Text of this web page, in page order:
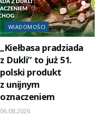
WIADOMOŚCI
„Kiełbasa pradziada
z Dukli” to już 51.
polski produkt
z unijnym
oznaczeniem
06.08.2026